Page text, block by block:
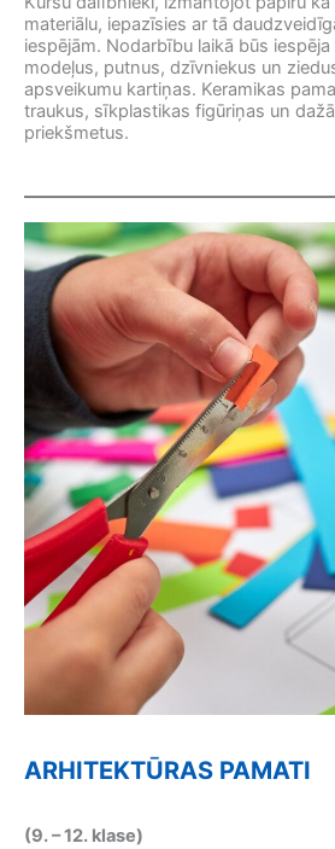
materiālu, iepazīsies ar tā
iespējām. Nodarbību laikā būs
modeļus, putnus, dzīvniekus un
apsveikumu kartiņas. Keramikas
traukus, sīkplastikas figūriņas un
priekšmetus.
ARHITEKTŪRAS PAMATI
(9. – 12. klase)